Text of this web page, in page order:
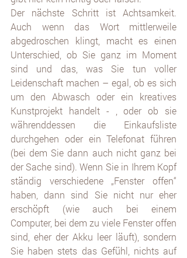
Der nächste Schritt ist Achtsamkeit.
Auch wenn das Wort mittlerweile
abgedroschen klingt, macht es einen
Unterschied, ob Sie ganz im Moment
sind und das, was Sie tun voller
Leidenschaft machen – egal, ob es sich
um den Abwasch oder ein kreatives
Kunstprojekt handelt - , oder ob sie
währenddessen die Einkaufsliste
durchgehen oder ein Telefonat führen
(bei dem Sie dann auch nicht ganz bei
der Sache sind). Wenn Sie in Ihrem Kopf
ständig verschiedene „Fenster offen“
haben, dann sind Sie nicht nur eher
erschöpft (wie auch bei einem
Computer, bei dem zu viele Fenster offen
sind, eher der Akku leer läuft), sondern
Sie haben stets das Gefühl, nichts auf